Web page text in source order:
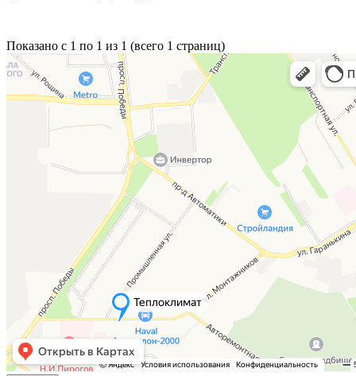
Показано с 1 по 1 из 1 (всего 1 страниц)